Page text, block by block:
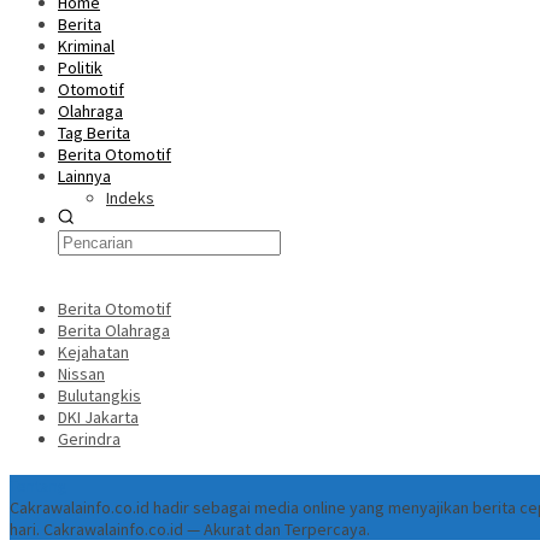
Berita
Kriminal
Politik
Otomotif
Olahraga
Tag Berita
Berita Otomotif
Lainnya
Indeks
Berita Otomotif
Berita Olahraga
Kejahatan
Nissan
Bulutangkis
DKI Jakarta
Gerindra
Cakrawalainfo.co.id hadir sebagai media online yang menyajikan berita
hari. Cakrawalainfo.co.id — Akurat dan Terpercaya.